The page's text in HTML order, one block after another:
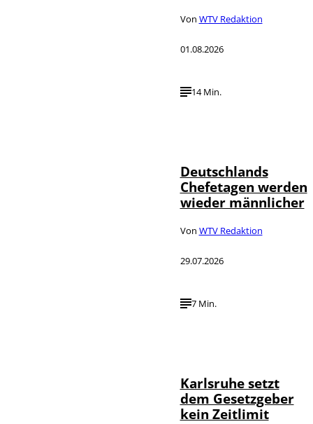
Von WTV Redaktion
01.08.2026
14 Min.
Deutschlands
Chefetagen werden
wieder männlicher
Von WTV Redaktion
29.07.2026
7 Min.
Karlsruhe setzt
dem Gesetzgeber
kein Zeitlimit